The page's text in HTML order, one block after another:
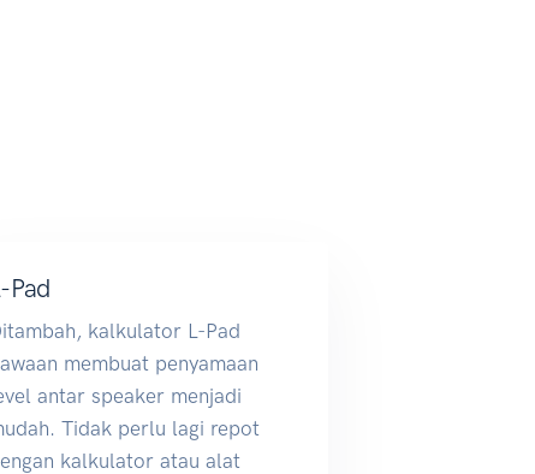
Pad
kalkulator L-Pad
membuat penyamaan
antar speaker menjadi
Tidak perlu lagi repot
kalkulator atau alat